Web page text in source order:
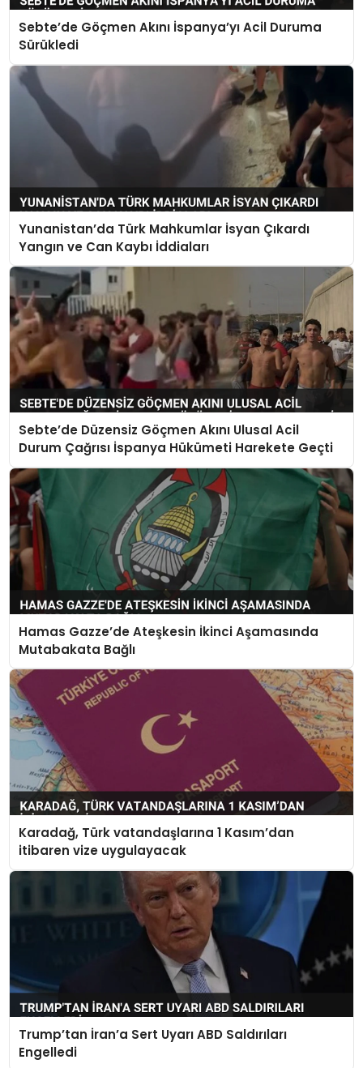
Sebte’de Göçmen Akını İspanya’yı Acil Duruma
Sürükledi
Yunanistan’da Türk Mahkumlar İsyan Çıkardı
Yangın ve Can Kaybı İddiaları
Sebte’de Düzensiz Göçmen Akını Ulusal Acil
Durum Çağrısı İspanya Hükümeti Harekete Geçti
Hamas Gazze’de Ateşkesin İkinci Aşamasında
Mutabakata Bağlı
Karadağ, Türk vatandaşlarına 1 Kasım’dan
itibaren vize uygulayacak
Trump’tan İran’a Sert Uyarı ABD Saldırıları
Engelledi